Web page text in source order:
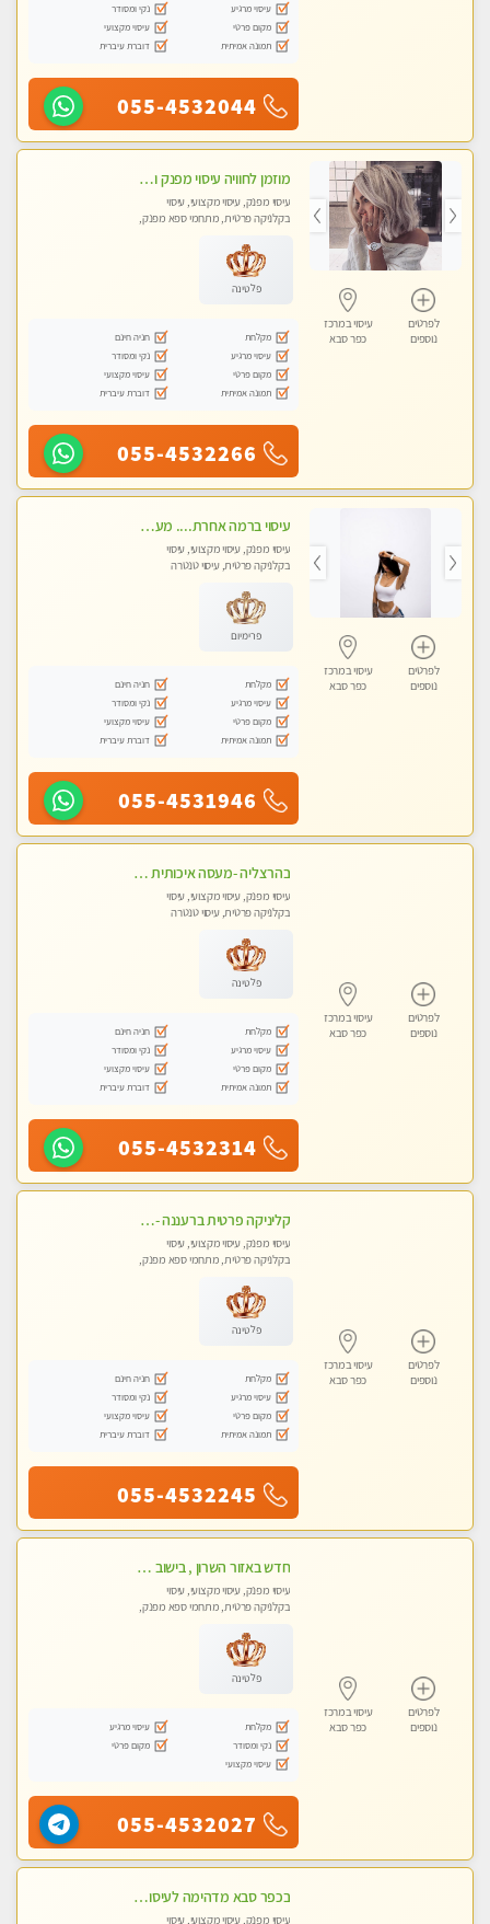
עיסוי מרגיע
נקי ומסודר
מקום פרטי
עיסוי מקצועי
תמונה אמיתית
דוברת עיברית
055-4532044
לפרטים
נוספים
עיסוי במרכז
כפר סבא
מוזמן לחוויה עיסוי מפנק ומקצועי ביותר בכפר -סבא בקליניקה פרטית
עיסוי מפנק, עיסוי מקצועי, עיסוי
בקלניקה פרטית, מתחמי ספא מפנק,
פלטינה
מקלחת
חניה חינם
עיסוי מרגיע
נקי ומסודר
מקום פרטי
עיסוי מקצועי
תמונה אמיתית
דוברת עיברית
055-4532266
לפרטים
נוספים
עיסוי במרכז
כפר סבא
עיסוי ברמה אחרת.... מעסה מושלמת לעיסוי מושלם!!
עיסוי מפנק, עיסוי מקצועי, עיסוי
בקלניקה פרטית, עיסוי טנטרה
פרימיום
מקלחת
חניה חינם
עיסוי מרגיע
נקי ומסודר
מקום פרטי
עיסוי מקצועי
תמונה אמיתית
דוברת עיברית
055-4531946
לפרטים
נוספים
עיסוי במרכז
כפר סבא
בהרצליה -מעסה איכותית מקצועית ומפנקת
עיסוי מפנק, עיסוי מקצועי, עיסוי
בקלניקה פרטית, עיסוי טנטרה
פלטינה
מקלחת
חניה חינם
עיסוי מרגיע
נקי ומסודר
מקום פרטי
עיסוי מקצועי
תמונה אמיתית
דוברת עיברית
055-4532314
לפרטים
נוספים
עיסוי במרכז
כפר סבא
קליניקה פרטית ברעננה -מעסה איכותית לעיסוי מקצועי ומפנק לכל שרירי הגוף...
עיסוי מפנק, עיסוי מקצועי, עיסוי
בקלניקה פרטית, מתחמי ספא מפנק,
פלטינה
מקלחת
חניה חינם
עיסוי מרגיע
נקי ומסודר
מקום פרטי
עיסוי מקצועי
תמונה אמיתית
דוברת עיברית
055-4532245
לפרטים
נוספים
עיסוי במרכז
כפר סבא
חדש באזור השרון , בישוב ניצני עוז ! נבחרת מטפלות ומטפלים -טלגרם @e_itan
עיסוי מפנק, עיסוי מקצועי, עיסוי
בקלניקה פרטית, מתחמי ספא מפנק,
פלטינה
מקלחת
עיסוי מרגיע
נקי ומסודר
מקום פרטי
עיסוי מקצועי
055-4532027
בכפר סבא מדהימה לעיסוי איכותי במקום מהמם!
עיסוי מפנק, עיסוי מקצועי, עיסוי